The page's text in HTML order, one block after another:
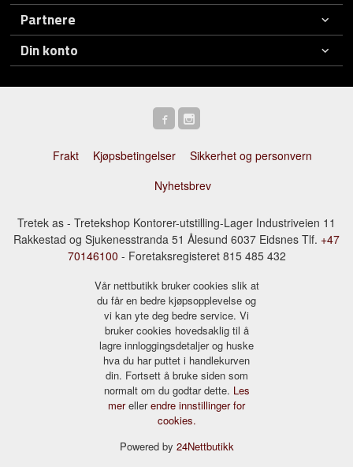
Partnere
Din konto
Frakt Kjøpsbetingelser
Sikkerhet og personvern
Nyhetsbrev
Tretek as - Tretekshop Kontorer-utstilling-Lager Industriveien 11
Rakkestad og Sjukenesstranda 51 Ålesund 6037 Eidsnes Tlf. +47
70146100 - Foretaksregisteret 815 485 432
Vår nettbutikk bruker cookies slik at
du får en bedre kjøpsopplevelse og
vi kan yte deg bedre service. Vi
bruker cookies hovedsaklig til å
lagre innloggingsdetaljer og huske
hva du har puttet i handlekurven
din. Fortsett å bruke siden som
normalt om du godtar dette. Les
merellerendre innstillinger for
cookies.
Powered by 24Nettbutikk